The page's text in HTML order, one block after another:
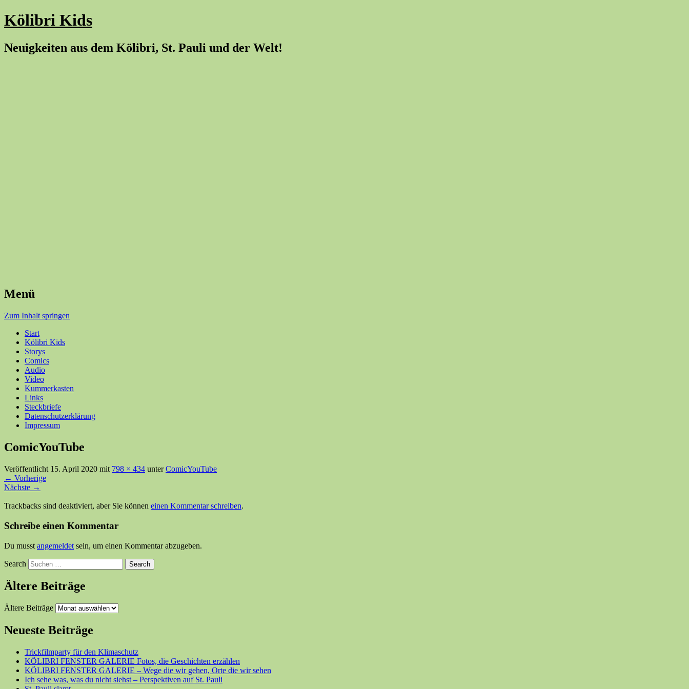
Kölibri Kids
Neuigkeiten aus dem Kölibri, St. Pauli und der Welt!
Menü
Zum Inhalt springen
Start
Kölibri Kids
Storys
Comics
Audio
Video
Kummerkasten
Links
Steckbriefe
Datenschutzerklärung
Impressum
ComicYouTube
Veröffentlicht 15. April 2020 mit 798 × 434 unterComicYouTube
← Vorherige
Nächste →
Trackbacks sind deaktiviert, aber Sie können einen Kommentar schreiben.
Schreibe einen Kommentar
Du musst angemeldet sein, um einen Kommentar abzugeben.
Search
Ältere Beiträge
Ältere Beiträge
Neueste Beiträge
Trickfilmparty für den Klimaschutz
KÖLIBRI FENSTER GALERIE Fotos, die Geschichten erzählen
KÖLIBRI FENSTER GALERIE – Wege die wir gehen, Orte die wir sehen
Ich sehe was, was du nicht siehst – Perspektiven auf St. Pauli